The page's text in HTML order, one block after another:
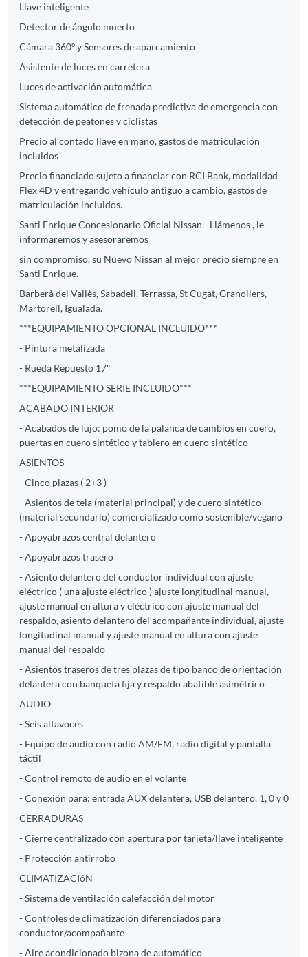
Llave inteligente
Detector de ángulo muerto
Cámara 360º y Sensores de aparcamiento
Asistente de luces en carretera
Luces de activación automática
Sistema automático de frenada predictiva de emergencia con
detección de peatones y ciclistas
Precio al contado llave en mano, gastos de matriculación
incluidos
Precio financiado sujeto a financiar con RCI Bank, modalidad
Flex 4D y entregando vehículo antiguo a cambio, gastos de
matriculación incluidos.
Santi Enrique Concesionario Oficial Nissan - Llámenos , le
informaremos y asesoraremos
sin compromiso, su Nuevo Nissan al mejor precio siempre en
Santi Enrique.
Barberà del Vallès, Sabadell, Terrassa, St Cugat, Granollers,
Martorell, Igualada.
***EQUIPAMIENTO OPCIONAL INCLUIDO***
- Pintura metalizada
- Rueda Repuesto 17"
***EQUIPAMIENTO SERIE INCLUIDO***
ACABADO INTERIOR
- Acabados de lujo: pomo de la palanca de cambios en cuero,
puertas en cuero sintético y tablero en cuero sintético
ASIENTOS
- Cinco plazas ( 2+3 )
- Asientos de tela (material principal) y de cuero sintético
(material secundario) comercializado como sostenible/vegano
- Apoyabrazos central delantero
- Apoyabrazos trasero
- Asiento delantero del conductor individual con ajuste
eléctrico ( una ajuste eléctrico ) ajuste longitudinal manual,
ajuste manual en altura y eléctrico con ajuste manual del
respaldo, asiento delantero del acompañante individual, ajuste
longitudinal manual y ajuste manual en altura con ajuste
manual del respaldo
- Asientos traseros de tres plazas de tipo banco de orientación
delantera con banqueta fija y respaldo abatible asimétrico
AUDIO
- Seis altavoces
- Equipo de audio con radio AM/FM, radio digital y pantalla
táctil
- Control remoto de audio en el volante
- Conexión para: entrada AUX delantera, USB delantero, 1, 0 y 0
CERRADURAS
- Cierre centralizado con apertura por tarjeta/llave inteligente
- Protección antirrobo
CLIMATIZACIóN
- Sistema de ventilación calefacción del motor
- Controles de climatización diferenciados para
conductor/acompañante
- Aire acondicionado bizona de automático